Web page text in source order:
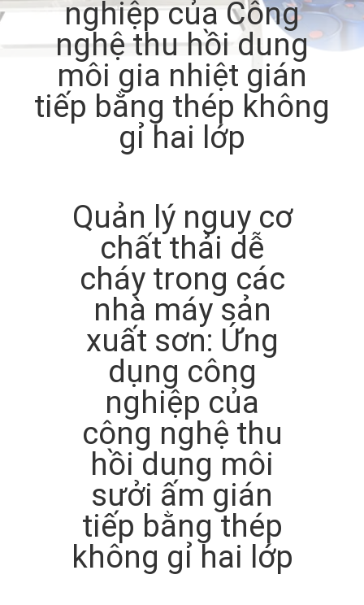
TÔI
THAM
QUAN
NHÀ
nghiệp của Công
nghệ thu hồi dung
môi gia nhiệt gián
tiếp bằng thép không
gỉ hai lớp
Quản lý nguy cơ
chất thải dễ
cháy trong các
nhà máy sản
xuất sơn: Ứng
dụng công
nghiệp của
công nghệ thu
hồi dung môi
sưởi ấm gián
tiếp bằng thép
không gỉ hai lớp